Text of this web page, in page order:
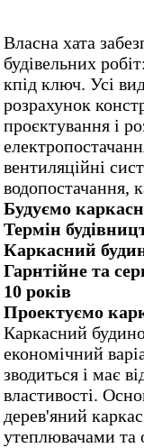
Власна хата
будівельних
кпід ключ. Усі
розрахунок
проєктування і
вентиляційні
водопостачання,
Будуємо
Термін
Каркасний
Гарнтійне та
10 років
Проектуємо
Каркасний
економічний
зводиться і має
властивості.
дерев'яний
утеплювачами та